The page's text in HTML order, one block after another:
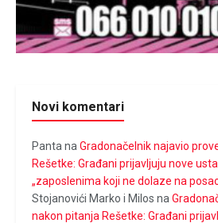
Novi komentari
Panta na Gradonačelnik najavio
Rešetke: Građani prijavljuju nove
„zaposlenima koji ne dolaze na
Stojanovići Marko i Milos na
nakon pitanja Rešetke: Građani